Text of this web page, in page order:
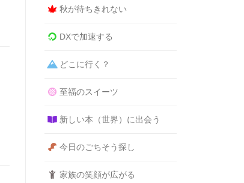
秋が待ちきれない
DXで加速する
どこに行く？
至福のスイーツ
新しい本（世界）に出会う
今日のごちそう探し
家族の笑顔が広がる